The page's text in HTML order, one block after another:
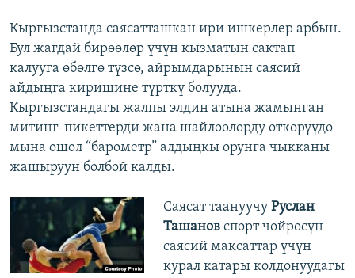
Кыргызстанда саясатташкан ири ишкерлер арбын.
Бул жагдай бирөөлөр үчүн кызматын сактап
калууга өбөлгө түзсө, айрымдарынын саясий
айдыңга киришине түрткү болууда.
Кыргызстандагы жалпы элдин атына жамынган
митинг-пикеттерди жана шайлоолорду өткөрүүдө
мына ошол “барометр” алдыңкы орунга чыкканы
жашыруун болбой калды.
Саясат таануучу Руслан
Ташанов спорт чөйрөсүн
саясий максаттар үчүн
курал катары колдонуудагы